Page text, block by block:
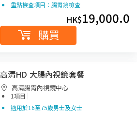
重點檢查項目：腸胃鏡檢查
HK$19,000.0
購買
高清HD 大腸內視鏡套餐
高清腸胃內視鏡中心
1項目 |
適用於16至75歲男士及女士